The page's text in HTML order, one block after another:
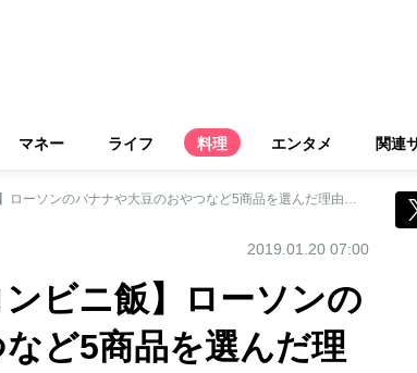
マネー ライフ 料理 エンタメ 関連
【美のプロが愛するコンビニ飯】ローソンのバナナや大豆のおやつなど5商品を選んだ理由とは？
2019.01.20 07:00
ンビニ飯】ローソンの
ど5商品を選んだ理